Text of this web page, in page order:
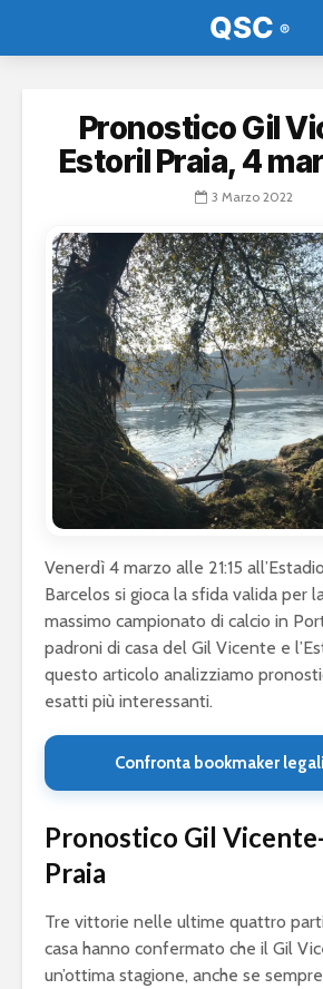
Pronostico Gil
Estoril Praia, 4
3 Marzo 2022
Venerdì 4 marzo alle 21:15
Barcelos si gioca la sfida valida per
massimo campionato di calcio in
padroni di casa del Gil Vicente e
questo articolo analizziamo
esatti più interessanti.
Confronta bookmaker
Pronostico Gil
Praia
Tre vittorie nelle ultime quattro
casa hanno confermato che il Gil
un’ottima stagione, anche se